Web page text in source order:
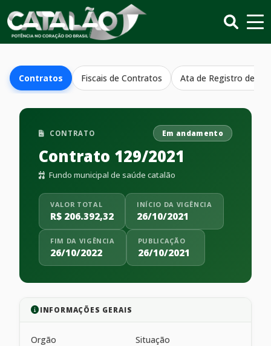
Contratos Fiscais de Contratos Ata de Registro de
CONTRATO Em andamento
Contrato 129/2021
Fundo municipal de saúde catalão
VALOR TOTAL
R$ 206.392,32
INÍCIO DA VIGÊNCIA
26/10/2021
FIM DA VIGÊNCIA
26/10/2022
PUBLICAÇÃO
26/10/2021
INFORMAÇÕES GERAIS
Orgão Situação